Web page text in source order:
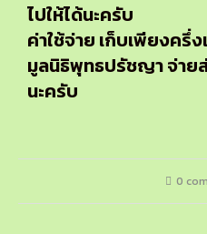
ไปให้ได้นะครับ
ค่าใช้จ่าย เก็บเพียงครึ่
มูลนิธิพุทธปรัชญา จ่าย
นะครับ
0